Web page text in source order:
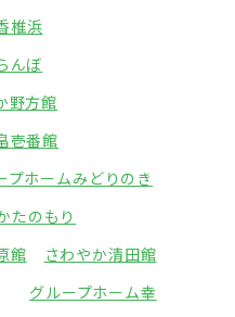
椎浜
んぼ
野方館
壱番館
プホームみどりのき
たのもり
館
さわやか清田館
グループホーム幸